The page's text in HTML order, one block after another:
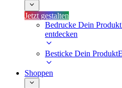
Jetzt gestalten
Bedrucke Dein Produkt
entdecken
Besticke Dein Produkt
Shoppen